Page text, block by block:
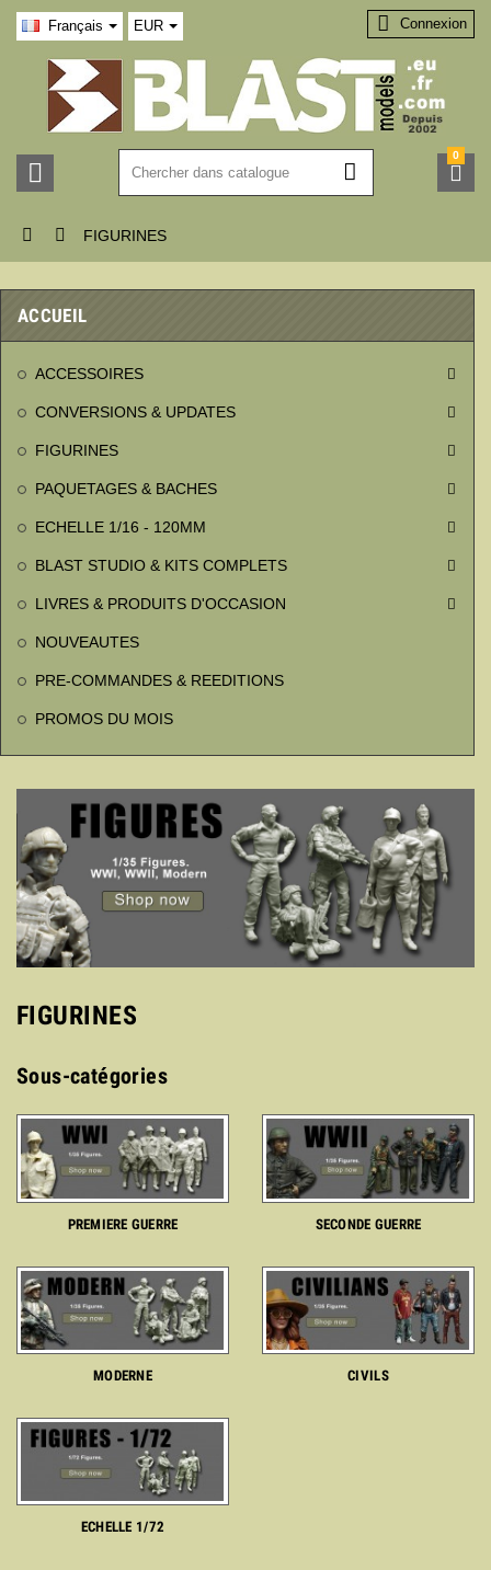
Français EUR
 
 Connexion

0
  FIGURINES
ACCUEIL
ACCESSOIRES 
CONVERSIONS & UPDATES 
FIGURINES 
PAQUETAGES & BACHES 
ECHELLE 1/16 - 120MM 
BLAST STUDIO & KITS COMPLETS 
LIVRES & PRODUITS D'OCCASION 
NOUVEAUTES
PRE-COMMANDES & REEDITIONS
PROMOS DU MOIS
FIGURINES
Sous-catégories
PREMIERE GUERRE SECONDE GUERRE
MODERNE CIVILS
ECHELLE 1/72